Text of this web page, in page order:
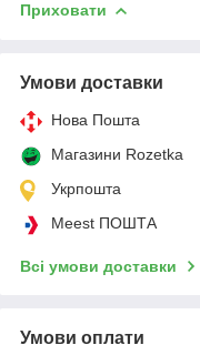
Приховати
Умови доставки
Нова Пошта
Магазини Rozetka
Укрпошта
Meest ПОШТА
Всі умови доставки
Умови оплати